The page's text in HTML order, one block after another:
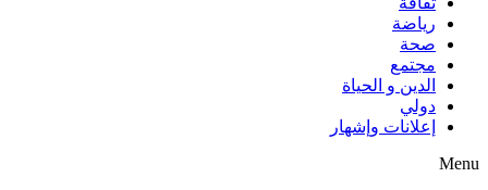
رياضة
صحة
مجتمع
الدين و الحياة
دولي
إعلانات وإشهار
Menu